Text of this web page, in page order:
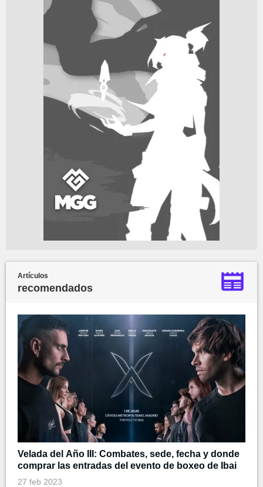
Artículos
recomendados
Velada del Año III: Combates, sede, fecha y donde
comprar las entradas del evento de boxeo de Ibai
27 feb 2023